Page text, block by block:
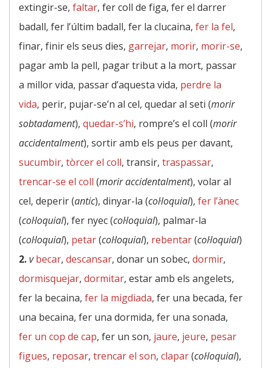
extingir-se, faltar, fer coll de figa, fer el darrer
badall, fer l’últim badall, fer la clucaina, fer la fel,
finar, finir els seus dies, garrejar, morir, morir-se,
pagar amb la pell, pagar tribut a la mort, passar
a millor vida, passar d’aquesta vida, perdre la
vida, perir, pujar-se’n al cel, quedar al seti (morir
sobtadament), quedar-s’hi, rompre’s el coll (morir
accidentalment), sortir amb els peus per davant,
sucumbir, tòrcer el coll, transir, traspassar,
trencar-se el coll (morir accidentalment), volar al
cel, deperir (antic), dinyar-la (col·loquial), fer l’ànec
(col·loquial), fer nyec (col·loquial), palmar-la
(col·loquial), petar(col·loquial), rebentar(col·loquial)
2.v becar, descansar, donar un sobec, dormir,
dormisquejar, dormitar, estar amb els angelets,
fer la becaina, fer la migdiada, fer una becada, fer
una becaina, fer una dormida, fer una sonada,
fer un cop de cap, fer un son, jaure, jeure, pesar
figues, reposar, trencar el son, clapar(col·loquial),